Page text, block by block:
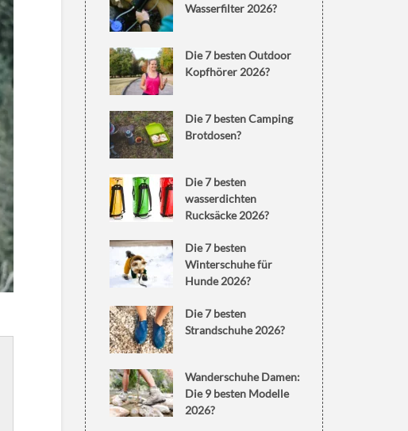
Wasserfilter 2026?
Die 7 besten Outdoor
Kopfhörer 2026?
Die 7 besten Camping
Brotdosen?
Die 7 besten
wasserdichten
Rucksäcke 2026?
Die 7 besten
Winterschuhe für
Hunde 2026?
Die 7 besten
Strandschuhe 2026?
Wanderschuhe Damen:
Die 9 besten Modelle
2026?